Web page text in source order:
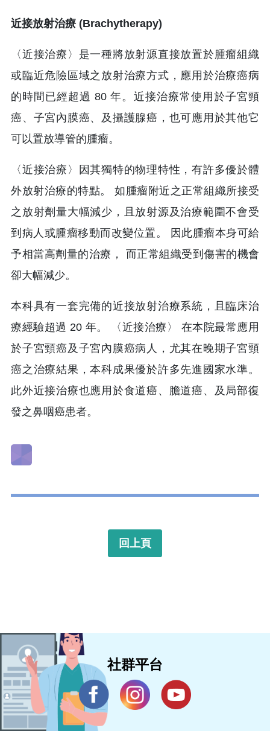
近接放射治療 (Brachytherapy)
〈近接治療〉是一種將放射源直接放置於腫瘤組織
或臨近危險區域之放射治療方式，應用於治療癌病
的時間已經超過 80 年。近接治療常使用於子宮頸
癌、子宮內膜癌、及攝護腺癌，也可應用於其他它
可以置放導管的腫瘤。
〈近接治療〉因其獨特的物理特性，有許多優於體
外放射治療的特點。 如腫瘤附近之正常組織所接受
之放射劑量大幅減少，且放射源及治療範圍不會受
到病人或腫瘤移動而改變位置。 因此腫瘤本身可給
予相當高劑量的治療， 而正常組織受到傷害的機會
卻大幅減少。
本科具有一套完備的近接放射治療系統，且臨床治
療經驗超過 20 年。 〈近接治療〉 在本院最常應用
於子宮頸癌及子宮內膜癌病人，尤其在晚期子宮頸
癌之治療結果，本科成果優於許多先進國家水準。
此外近接治療也應用於食道癌、膽道癌、及局部復
發之鼻咽癌患者。
回上頁
社群平台